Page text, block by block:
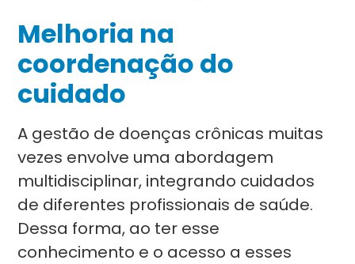
Melhoria na
coordenação do
cuidado
A gestão de doenças crônicas muitas
vezes envolve uma abordagem
multidisciplinar, integrando cuidados
de diferentes profissionais de saúde.
Dessa forma, ao ter esse
conhecimento e o acesso a esses